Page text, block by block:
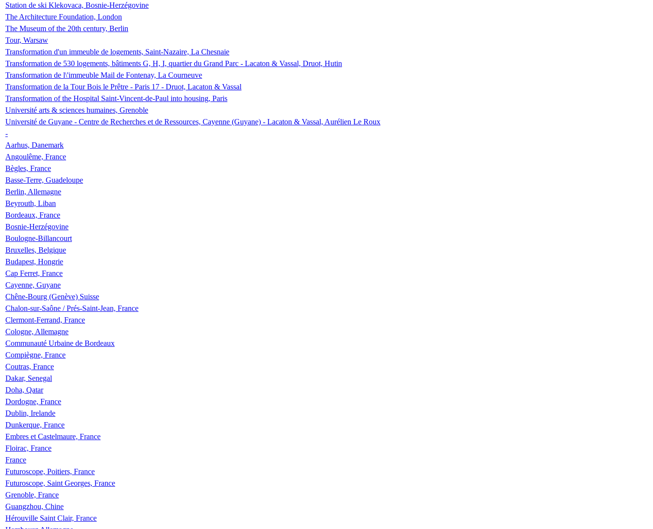
Station de ski Klekovaca, Bosnie-Herzégovine
The Architecture Foundation, London
The Museum of the 20th century, Berlin
Tour, Warsaw
Transformation d'un immeuble de logements, Saint-Nazaire, La Chesnaie
Transformation de 530 logements, bâtiments G, H, I, quartier du Grand Parc - Lacaton & Vassal, Druot, Hutin
Transformation de l\'immeuble Mail de Fontenay, La Courneuve
Transformation de la Tour Bois le Prêtre - Paris 17 - Druot, Lacaton & Vassal
Transformation of the Hospital Saint-Vincent-de-Paul into housing, Paris
Université arts & sciences humaines, Grenoble
Université de Guyane - Centre de Recherches et de Ressources, Cayenne (Guyane) - Lacaton & Vassal, Aurélien Le Roux
-
Aarhus, Danemark
Angoulême, France
Bègles, France
Basse-Terre, Guadeloupe
Berlin, Allemagne
Beyrouth, Liban
Bordeaux, France
Bosnie-Herzégovine
Boulogne-Billancourt
Bruxelles, Belgique
Budapest, Hongrie
Cap Ferret, France
Cayenne, Guyane
Chêne-Bourg (Genève) Suisse
Chalon-sur-Saône / Prés-Saint-Jean, France
Clermont-Ferrand, France
Cologne, Allemagne
Communauté Urbaine de Bordeaux
Compiègne, France
Coutras, France
Dakar, Senegal
Doha, Qatar
Dordogne, France
Dublin, Irelande
Dunkerque, France
Embres et Castelmaure, France
Floirac, France
France
Futuroscope, Poitiers, France
Futuroscope, Saint Georges, France
Grenoble, France
Guangzhou, Chine
Hérouville Saint Clair, France